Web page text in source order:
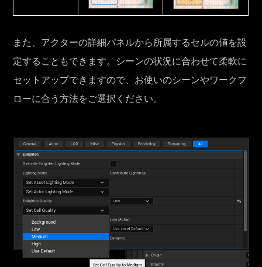
また、アクターの詳細パネルから所属するセルの値を設
定することもできます。シーンの状況に合わせて柔軟に
セットアップできますので、お使いのシーンやワークフ
ローに合う方法をご選択ください。